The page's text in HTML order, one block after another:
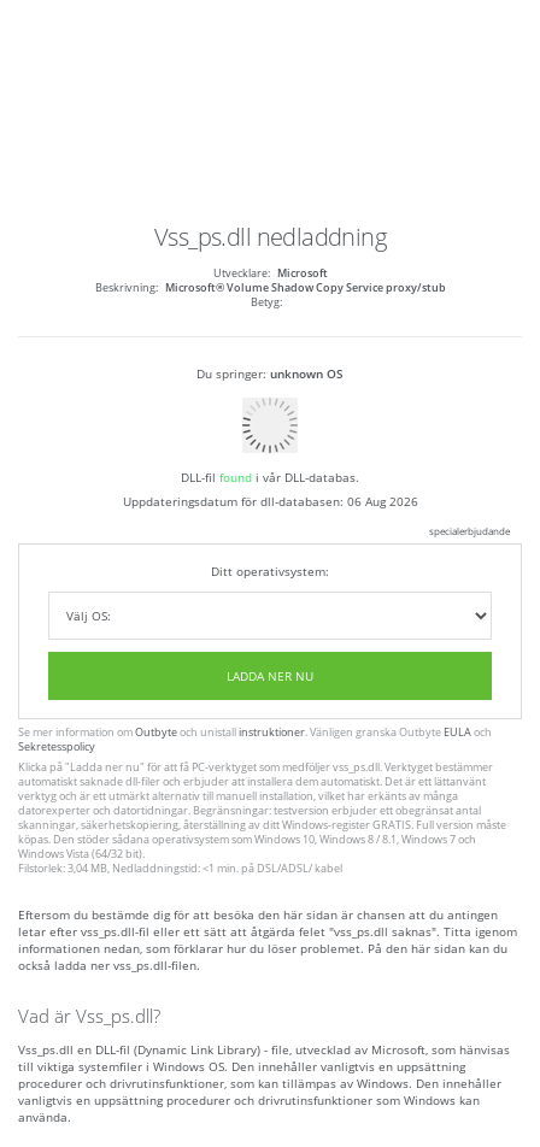
Vss_ps.dll nedladdning
Utvecklare: Microsoft
Beskrivning: Microsoft® Volume Shadow Copy Service proxy/stub
Betyg:
Du springer: unknown OS
DLL-fil found i vår DLL-databas.
Uppdateringsdatum för dll-databasen: 06 Aug 2026
specialerbjudande
Ditt operativsystem:
LADDA NER NU
Se mer information omOutbyteoch unistallinstruktioner. Vänligen granska Outbyte EULAoch
Sekretesspolicy
Klicka på"Ladda ner nu" för att få PC-verktyget som medföljer vss_ps.dll. Verktyget bestämmer
automatiskt saknade dll-filer och erbjuder att installera dem automatiskt. Det är ett lättanvänt
verktyg och är ett utmärkt alternativ till manuell installation, vilket har erkänts av många
datorexperter och datortidningar. Begränsningar: testversion erbjuder ett obegränsat antal
skanningar, säkerhetskopiering, återställning av ditt Windows-register GRATIS. Full version måste
köpas. Den stöder sådana operativsystem som Windows 10, Windows 8 / 8.1, Windows 7 och
Windows Vista (64/32 bit).
Filstorlek: 3,04 MB, Nedladdningstid: <1 min. på DSL/ADSL/ kabel
Eftersom du bestämde dig för att besöka den här sidan är chansen att du antingen
letar efter vss_ps.dll-fil eller ett sätt att åtgärda felet "vss_ps.dll saknas". Titta igenom
informationen nedan, som förklarar hur du löser problemet. På den här sidan kan du
också ladda ner vss_ps.dll-filen.
Vad är Vss_ps.dll?
Vss_ps.dll en DLL-fil (Dynamic Link Library) - file, utvecklad av Microsoft, som hänvisas
till viktiga systemfiler i Windows OS. Den innehåller vanligtvis en uppsättning
procedurer och drivrutinsfunktioner, som kan tillämpas av Windows. Den innehåller
vanligtvis en uppsättning procedurer och drivrutinsfunktioner som Windows kan
använda.